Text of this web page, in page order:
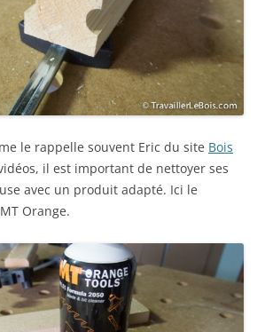
le rappelle souvent Eric du site Bois
il est important de nettoyer ses
avec un produit adapté. Ici le
Orange.